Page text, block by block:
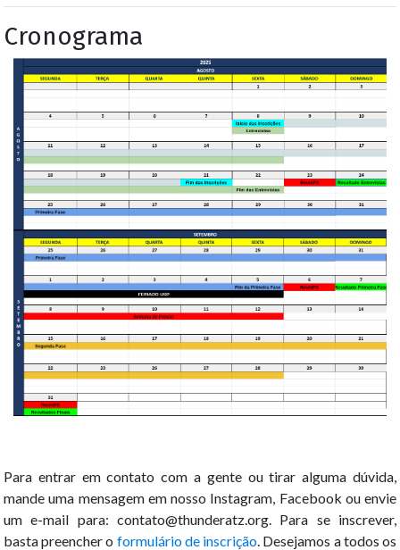
Cronograma
Para entrar em contato com a gente ou tirar alguma dúvida,
mande uma mensagem em nosso Instagram, Facebook ou envie
um e-mail para: contato@thunderatz.org . Para se inscrever,
basta preencher o formulário de inscrição . Desejamos a todos os